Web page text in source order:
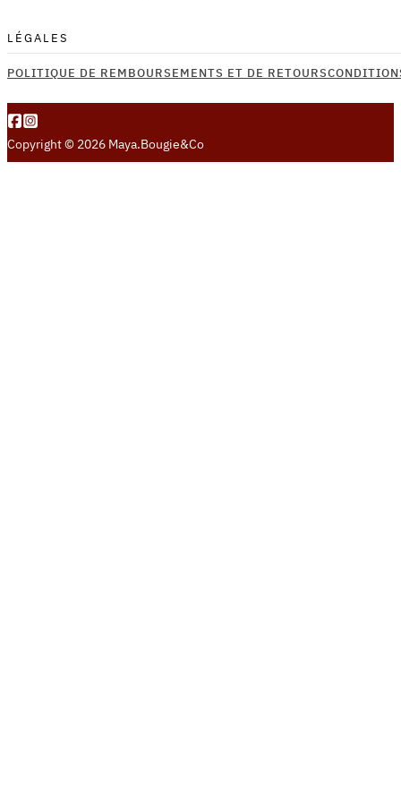
LÉGALES
POLITIQUE DE REMBOURSEMENTS ET DE RETOURS
Copyright © 2026 Maya.Bougie&Co